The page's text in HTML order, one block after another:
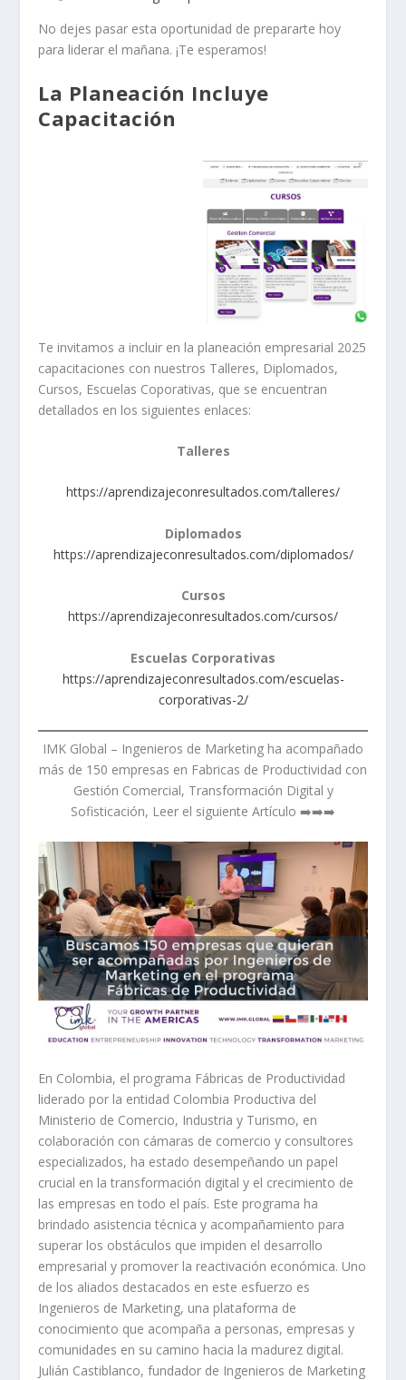
No dejes pasar esta oportunidad de prepararte hoy
para liderar el mañana. ¡Te esperamos!
La Planeación Incluye
Capacitación
Te invitamos a incluir en la planeación empresarial 2025
capacitaciones con nuestros Talleres, Diplomados,
Cursos, Escuelas Coporativas, que se encuentran
detallados en los siguientes enlaces:
Talleres
https://aprendizajeconresultados.com/talleres/
Diplomados
https://aprendizajeconresultados.com/diplomados/
Cursos
https://aprendizajeconresultados.com/cursos/
Escuelas Corporativas
https://aprendizajeconresultados.com/escuelas-
corporativas-2/
IMK Global – Ingenieros de Marketing ha acompañado
más de 150 empresas en Fabricas de Productividad con
Gestión Comercial, Transformación Digital y
Sofisticación, Leer el siguiente Artículo ➡️➡️➡️
En Colombia, el programa Fábricas de Productividad
liderado por la entidad Colombia Productiva del
Ministerio de Comercio, Industria y Turismo, en
colaboración con cámaras de comercio y consultores
especializados, ha estado desempeñando un papel
crucial en la transformación digital y el crecimiento de
las empresas en todo el país. Este programa ha
brindado asistencia técnica y acompañamiento para
superar los obstáculos que impiden el desarrollo
empresarial y promover la reactivación económica. Uno
de los aliados destacados en este esfuerzo es
Ingenieros de Marketing, una plataforma de
conocimiento que acompaña a personas, empresas y
comunidades en su camino hacia la madurez digital.
Julián Castiblanco, fundador de Ingenieros de Marketing